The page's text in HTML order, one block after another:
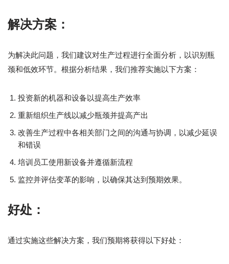
解决方案：
为解决此问题，我们建议对生产过程进行全面分析，以识别瓶
颈和低效环节。根据分析结果，我们推荐实施以下方案：
投资新的机器和设备以提高生产效率
重新组织生产线以减少瓶颈并提高产出
改善生产过程中各相关部门之间的沟通与协调，以减少延误
和错误
培训员工使用新设备并遵循新流程
监控并评估变革的影响，以确保其达到预期效果。
好处：
通过实施这些解决方案，我们预期将获得以下好处：